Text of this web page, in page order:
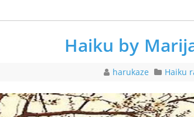
Haiku by
harukaze Haiku